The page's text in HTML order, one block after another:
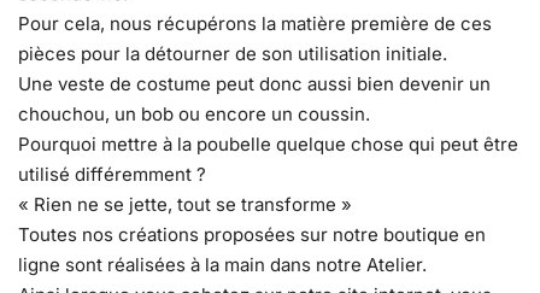
Pour cela, nous récupérons la matière première de ces
pièces pour la détourner de son utilisation initiale.
Une veste de costume peut donc aussi bien devenir un
chouchou, un bob ou encore un coussin.
Pourquoi mettre à la poubelle quelque chose qui peut être
utilisé différemment ?
« Rien ne se jette, tout se transforme »
Toutes nos créations proposées sur notre boutique en
ligne sont réalisées à la main dans notre Atelier.